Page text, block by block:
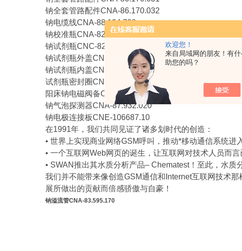
欢迎您！
来自局域网的朋友！有
助您的吗？
钠全套管路配件CNA-86.170.032
钠电缆线CNA-88.124.720
钠校准瓶CNA-82.930.020
钠试剂瓶CNC-82.930.010
钠试剂瓶外盖CNC-83.591.020
钠试剂瓶内盖CNE-10.329.200
试剂瓶密封圈CNA-82.939.010
阳床钠电磁阀备CNA-82.519.030
钠气泡探测器CNA-87.932.020
钠电极连接板CNE-106687.10
在1991年，我们共同见证了诸多划时代的创造：
• 世界上实现商业网络GSM呼叫，推动*移动通信系统进
• 一个互联网Web网页的诞生，让互联网对技术人员而
• SWAN推出其水质分析产品– Chematest！至此，水质
我们并不能带来像创造GSM通信和Internet互联网技术
展所做出的贡献而倍感骄傲与自豪！
钠溢流管CNA-83.595.170